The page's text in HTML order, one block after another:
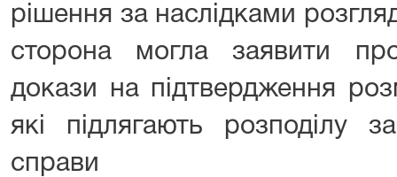
рішення за наслідками
сторона могла заявити
докази на підтвердження
які підлягають розподілу
справи